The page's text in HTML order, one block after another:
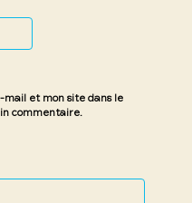
mail et mon site dans le
commentaire.